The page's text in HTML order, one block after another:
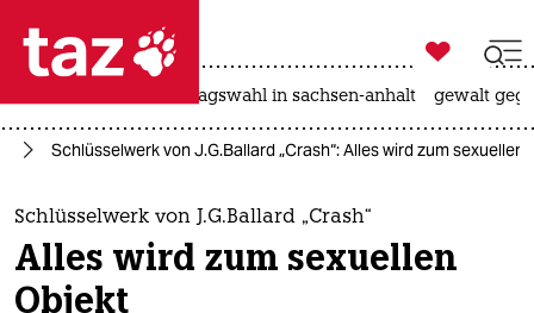
 taz zahl ich
taz zahl ich
themen
politik

taz zahl ich
landtagswahl in sachsen-anhalt gewalt
Schlüsselwerk von J.G.Ballard „Crash“: Alles wird zum sexuellen
Schlüsselwerk von J.G.Ballard „Crash“
Alles wird zum sexuellen
Objekt